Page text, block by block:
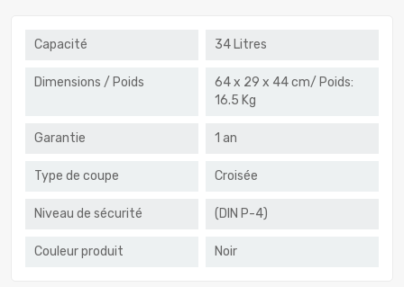
Capacité 34 Litres
Dimensions / Poids
64 x 29 x 44 cm/ Poids:
16.5 Kg
Garantie 1 an
Type de coupe Croisée
Niveau de sécurité (DIN P-4)
Couleur produit Noir